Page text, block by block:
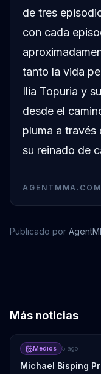
de tres
con cada
tanto la vida
Ilia Topuria y
desde el
pluma a través
su reinado de
AGENTMMA.COM
Publicado por
Más noticias
Medios 5 ago
Michael Bisping